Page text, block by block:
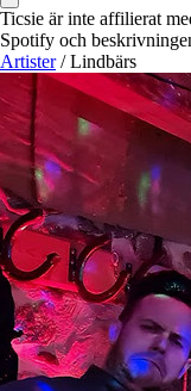
Ticsie är inte affilierat
Spotify och
Artister / Lindbärs